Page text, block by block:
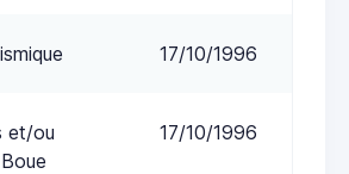
17/10/1996
et/ou
17/10/1996